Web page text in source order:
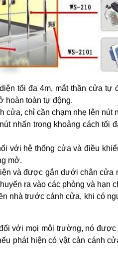
tối đa 4m, mắt thần cửa tự
hoàn toàn tự động.
cửa, chỉ cần chạm nhẹ lên nút
nhấn trong khoảng cách tối
với hệ thống cửa và điều
mở.
và được gắn dưới chân cửa
ra vào các phòng và hạn
nhà trước cánh cửa, khi có
với mọi môi trường, nó
phát hiện có vật cản cánh